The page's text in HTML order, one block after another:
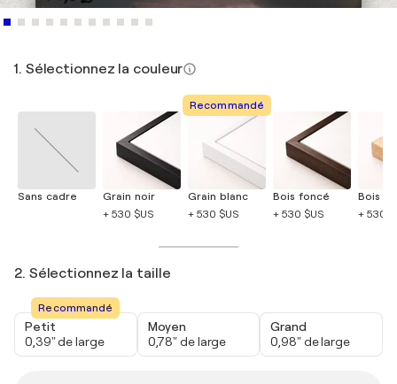
1. Sélectionnez la couleur
Sans cadre
Grain noir
+ 530 $US
Recommandé
Grain blanc
+ 530 $US
Bois foncé
+ 530 $US
Bois
+ 530
2. Sélectionnez la taille
Recommandé
Petit
0,39" de large
Moyen
0,78" de large
Grand
0,98" de large